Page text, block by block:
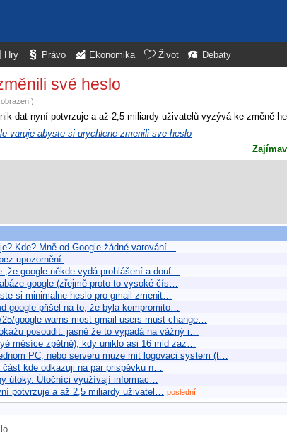
Hry Právo Ekonomika Život Debaty
své heslo
dat nyní potvrzuje a až 2,5 miliardy uživatelů vyzývá ke změně
varuje-abyste-si-urychlene-zmenili-sve-heslo
Kde? Mně od Google žádné varování…
upozornění.
google někde vydá prohlášení a douf…
google (zřejmě proto to vysoké čís…
si minimalne heslo pro gmail zmenit…
google přišel na to, že byla kompromito…
google-warns-most-gmail-users-must-change…
posoudit. jasně že to vypadá na vážný i…
měsíce zpětně), kdy uniklo asi 16 mld zaz…
PC, nebo serveru muze mit logovaci system (t…
kde odkazuji na par prispěvku n…
útoky. Útočníci využívají informac…
potvrzuje a až 2,5 miliardy uživatel… poslední